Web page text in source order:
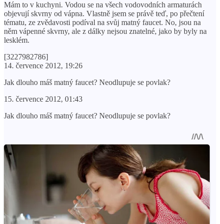
Mám to v kuchyni. Vodou se na všech vodovodních armaturách
objevují skvrny od vápna. Vlastně jsem se právě teď, po přečtení
tématu, ze zvědavosti podíval na svůj matný faucet. No, jsou na
něm vápenné skvrny, ale z dálky nejsou znatelné, jako by byly na
lesklém.
[3227982786]
14. července 2012, 19:26
Jak dlouho máš matný faucet? Neodlupuje se povlak?
15. července 2012, 01:43
Jak dlouho máš matný faucet? Neodlupuje se povlak?